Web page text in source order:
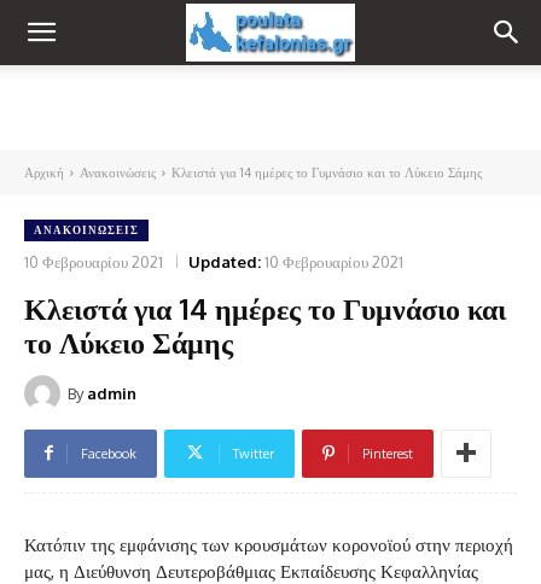
Αρχική Ανακοινώσεις Κλειστά για 14 ημέρες το Γυμνάσιο και το Λύκειο Σάμης
ΑΝΑΚΟΙΝΏΣΕΙΣ
10 Φεβρουαρίου 2021 Updated:10 Φεβρουαρίου 2021
Κλειστά για 14 ημέρες το Γυμνάσιο και
το Λύκειο Σάμης
By admin
Facebook Twitter Pinterest
Κατόπιν της εμφάνισης των κρουσμάτων κορονοϊού στην περιοχή
μας, η Διεύθυνση Δευτεροβάθμιας Εκπαίδευσης Κεφαλληνίας